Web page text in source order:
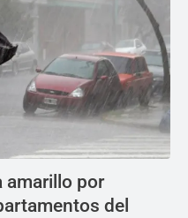
amarillo por
del